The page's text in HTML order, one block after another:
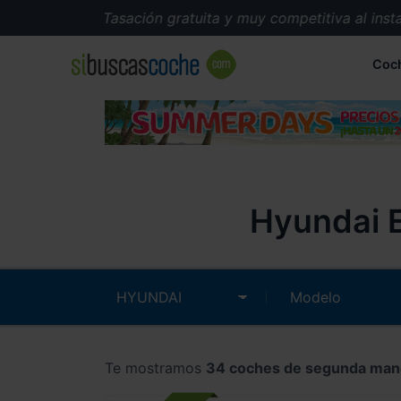
Tasación gratuita y muy competitiva al instante.
Hyundai
Te mostramos 34 coches de segunda